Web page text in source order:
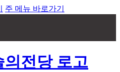
주 메뉴 바로가기